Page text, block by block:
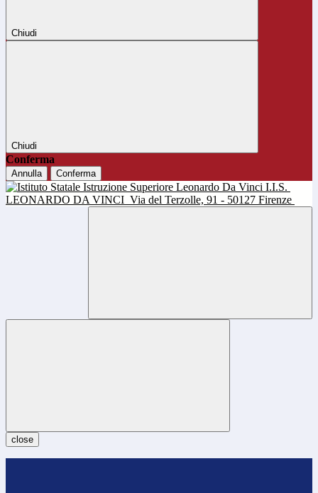
Chiudi
Chiudi
Conferma
Annulla Conferma
I.I.S.
LEONARDO DA VINCI Via del Terzolle, 91 - 50127 Firenze
close